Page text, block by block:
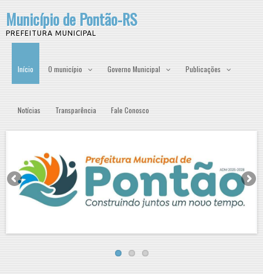
Município de Pontão-RS
PREFEITURA MUNICIPAL
Início O município Governo Municipal Publicações
Notícias Transparência Fale Conosco